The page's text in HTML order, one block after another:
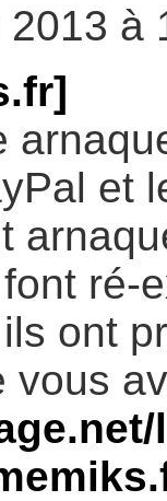
à
et
ré-
ont
vous